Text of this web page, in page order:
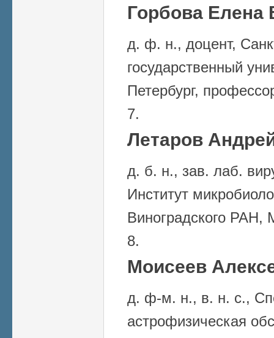
Горбова Елена
д. ф. н., доцент,
государственный
Петербург,
Летаров
д. б. н., зав. лаб.
Институт
Виноградского РАН,
Моисеев
д. ф-м. н., в. н. с.,
астрофизическая